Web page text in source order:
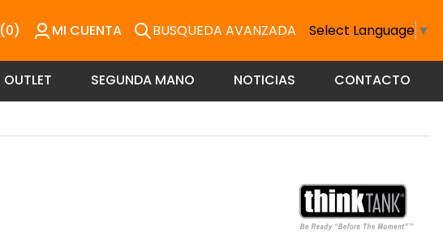
(0) MI CUENTA BUSQUEDA AVANZADA Select Language ▼
OUTLET SEGUNDA MANO NOTICIAS CONTACTO